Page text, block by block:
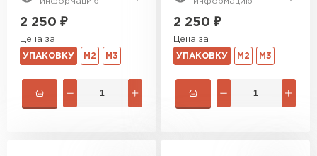
2 250 ₽
Цена за
УПАКОВКУ М2 М3
2 250 ₽
Цена за
УПАКОВКУ М2 М3
Утеплитель Isoroc
ПЕРЕЙТИ